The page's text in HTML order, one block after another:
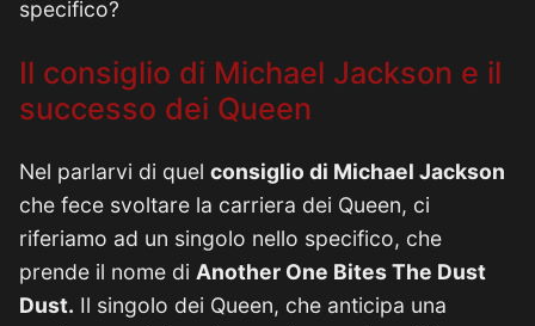
specifico?
Il consiglio di Michael Jackson e il
successo dei Queen
Nel parlarvi di quel consiglio di Michael Jackson
che fece svoltare la carriera dei Queen, ci
riferiamo ad un singolo nello specifico, che
prende il nome di Another One Bites The Dust
Dust. Il singolo dei Queen, che anticipa una